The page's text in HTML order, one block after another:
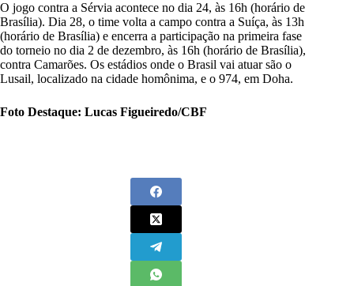
O jogo contra a Sérvia acontece no dia 24, às 16h (horário de
Brasília). Dia 28, o time volta a campo contra a Suíça, às 13h
(horário de Brasília) e encerra a participação na primeira fase
do torneio no dia 2 de dezembro, às 16h (horário de Brasília),
contra Camarões. Os estádios onde o Brasil vai atuar são o
Lusail, localizado na cidade homônima, e o 974, em Doha.
Foto Destaque: Lucas Figueiredo/CBF